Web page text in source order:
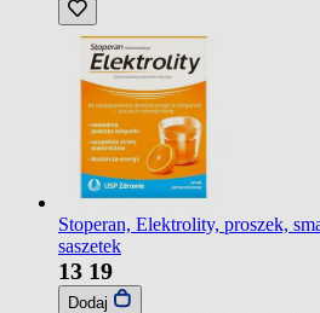
Stoperan, Elektrolity, proszek,
saszetek
13 19
Dodaj